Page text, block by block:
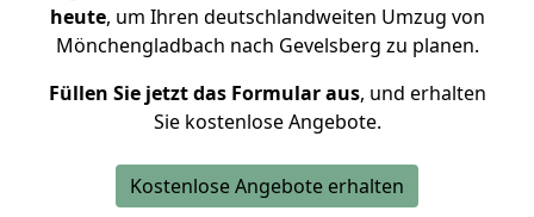
heute, um Ihren deutschlandweiten Umzug von
Mönchengladbach nach Gevelsberg zu planen.
Füllen Sie jetzt das Formular aus, und erhalten
Sie kostenlose Angebote.
Kostenlose Angebote erhalten